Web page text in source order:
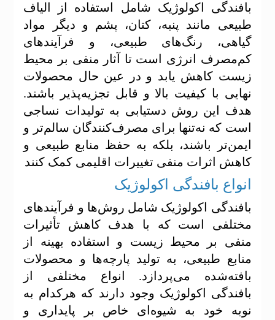
بافندگی اکولوژیک شامل استفاده از الیاف
طبیعی مانند پنبه، کتان، پشم و دیگر مواد
گیاهی، رنگ‌های طبیعی، و فرآیندهای
کم‌مصرف انرژی است تا آثار منفی بر محیط
زیست کاهش یابد و در عین حال محصولات
نهایی با کیفیت بالا و قابل تجزیه‌پذیر باشند.
هدف این روش دستیابی به تولیدات نساجی
است که نه‌تنها برای مصرف‌کنندگان سالم‌تر و
ایمن‌تر باشند، بلکه به حفظ منابع طبیعی و
کاهش اثرات منفی تغییرات اقلیمی کمک کنند
انواع بافندگی اکولوژیک
بافندگی اکولوژیک شامل روش‌ها و فرآیندهای
مختلفی است که با هدف کاهش تأثیرات
منفی بر محیط زیست و استفاده بهینه از
منابع طبیعی، به تولید پارچه‌ها و محصولات
بافته‌شده می‌پردازد. انواع مختلفی از
بافندگی اکولوژیک وجود دارند که هرکدام به
نوبه خود به شیوه‌ای خاص بر پایداری و